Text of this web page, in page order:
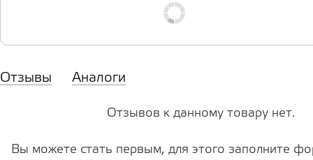
Отзывы Аналоги
Отзывов к данному товару нет.
Вы можете стать первым, для этого заполните